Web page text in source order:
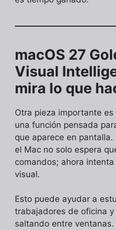
macOS 27
Visual
mira lo que
Otra pieza importante es
una función pensada
que aparece en
el Mac no solo espera
comandos; ahora
visual.
Esto puede ayudar a
trabajadores de oficina
saltando entre